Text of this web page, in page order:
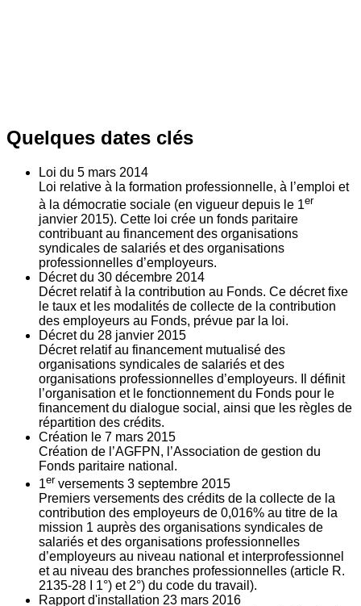
Quelques dates clés
Loi du 5 mars 2014
Loi relative à la formation professionnelle, à l’emploi et
à la démocratie sociale (en vigueur depuis le 1er
janvier 2015). Cette loi crée un fonds paritaire
contribuant au financement des organisations
syndicales de salariés et des organisations
professionnelles d’employeurs.
Décret du 30 décembre 2014
Décret relatif à la contribution au Fonds. Ce décret fixe
le taux et les modalités de collecte de la contribution
des employeurs au Fonds, prévue par la loi.
Décret du 28 janvier 2015
Décret relatif au financement mutualisé des
organisations syndicales de salariés et des
organisations professionnelles d’employeurs. Il définit
l’organisation et le fonctionnement du Fonds pour le
financement du dialogue social, ainsi que les règles de
répartition des crédits.
Création le 7 mars 2015
Création de l’AGFPN, l’Association de gestion du
Fonds paritaire national.
1er versements 3 septembre 2015
Premiers versements des crédits de la collecte de la
contribution des employeurs de 0,016% au titre de la
mission 1 auprès des organisations syndicales de
salariés et des organisations professionnelles
d’employeurs au niveau national et interprofessionnel
et au niveau des branches professionnelles (article R.
2135‐28 I 1°) et 2°) du code du travail).
Rapport d'installation 23 mars 2016